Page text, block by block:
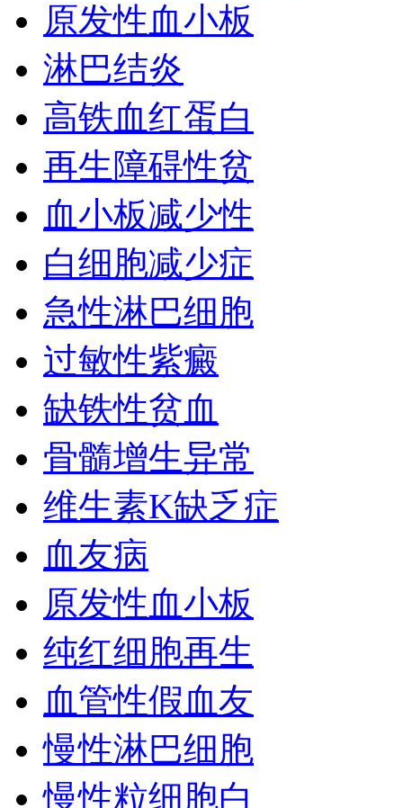
原发性血小板
淋巴结炎
高铁血红蛋白
再生障碍性贫
血小板减少性
白细胞减少症
急性淋巴细胞
过敏性紫癜
缺铁性贫血
骨髓增生异常
维生素K缺乏症
血友病
原发性血小板
纯红细胞再生
血管性假血友
慢性淋巴细胞
慢性粒细胞白